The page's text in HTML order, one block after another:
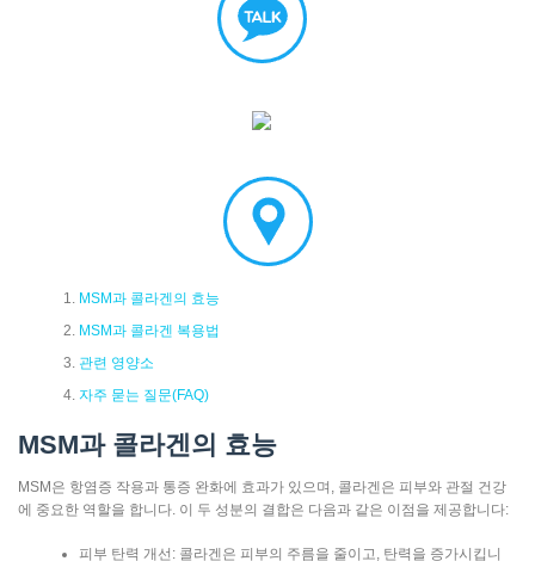
MSM과 콜라겐의 효능
MSM과 콜라겐 복용법
관련 영양소
자주 묻는 질문(FAQ)
MSM과 콜라겐의 효능
MSM은 항염증 작용과 통증 완화에 효과가 있으며, 콜라겐은 피부와 관절 건강
에 중요한 역할을 합니다. 이 두 성분의 결합은 다음과 같은 이점을 제공합니다:
피부 탄력 개선: 콜라겐은 피부의 주름을 줄이고, 탄력을 증가시킵니